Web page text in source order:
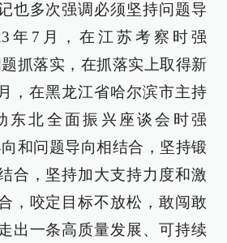
也多次强调必须坚持问题导
年7月，在江苏考察时强
抓落实，在抓落实上取得新
，在黑龙江省哈尔滨市主持
东北全面振兴座谈会时强
和问题导向相结合，坚持锻
合，坚持加大支持力度和激
，咬定目标不放松，敢闯敢
出一条高质量发展、可持续